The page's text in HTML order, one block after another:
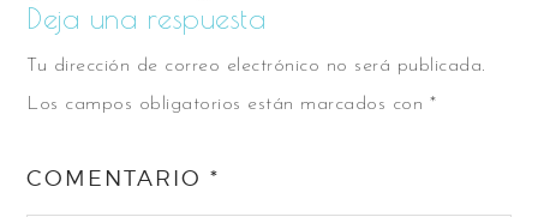
Deja una respuesta
Tu dirección de correo electrónico no será publicada.
Los campos obligatorios están marcados con *
COMENTARIO*